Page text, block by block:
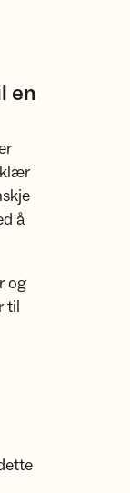
en
å
og
til